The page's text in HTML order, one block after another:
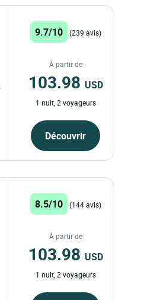
9.7/10 (239 avis)
À partir de
103.98 USD
1 nuit, 2 voyageurs
Découvrir
8.5/10 (144 avis)
À partir de
103.98 USD
1 nuit, 2 voyageurs